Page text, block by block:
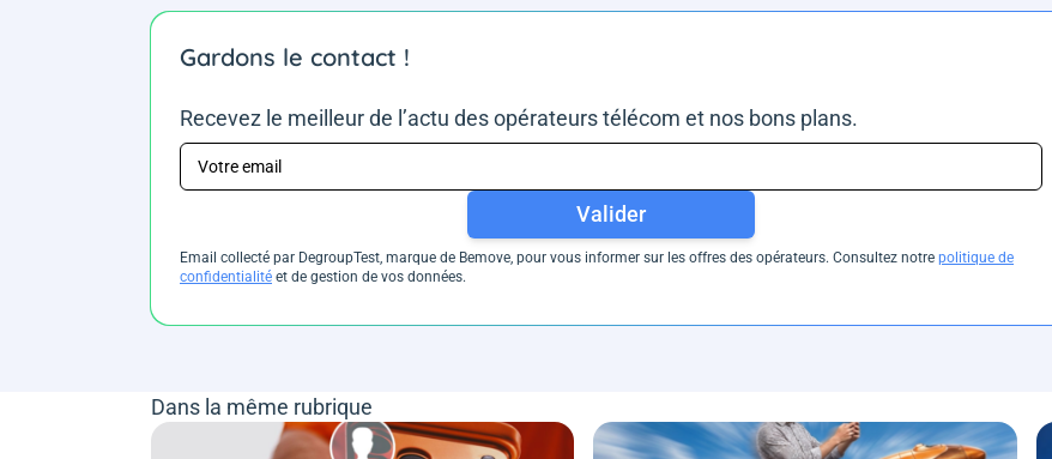
Gardons le contact !
Recevez le meilleur de l’actu des opérateurs télécom et nos bons plans.
Valider
Email collecté par DegroupTest, marque de Bemove, pour vous informer sur les offres des opérateurs. Consultez notre politique de
confidentialité et de gestion de vos données.
Dans la même rubrique